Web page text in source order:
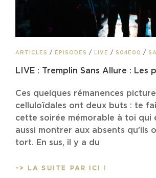
CAT
ARTICLES / ÉPISODES / LIVE / S04E00 /
LIVE : Tremplin Sans Allure : Les
Ces quelques rémanences
celluloïdales ont deux buts : te
cette soirée mémorable à toi qui
aussi montrer aux absents qu’ils
tort. En sus, il y a du
-> LA SUITE PAR ICI !